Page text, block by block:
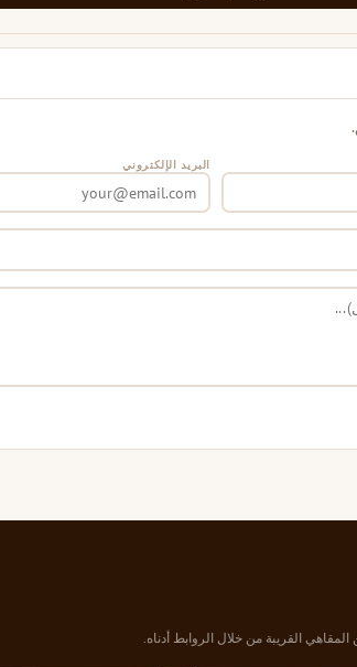
البريد الإلكتروني
القريبة من خلال الروابط أدناه.